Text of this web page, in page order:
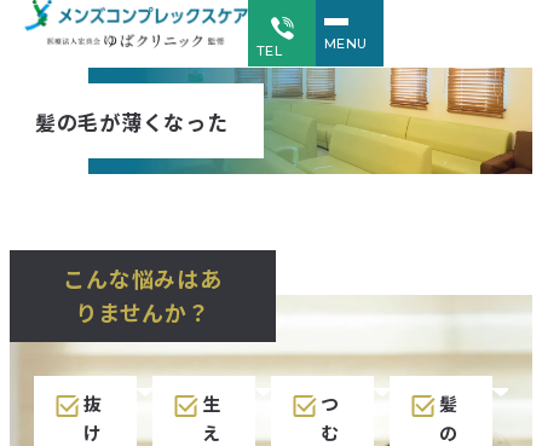
TEL MENU
髪の毛が薄くなった
こんな悩みはあ
りませんか？
抜
け
生
え
つ
む
髪
の